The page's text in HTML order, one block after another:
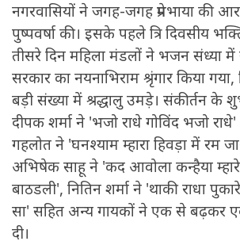
नगरवासियों ने जगह-जगह प्रेमभाया की
पुष्पवर्षा की। इसके पहले त्रि दिवसीय
तीसरे दिन महिला मंडलों ने भजन संध्या में
सरकार का नयनाभिराम श्रृंगार किया
बड़ी संख्या में श्रद्धालु उमड़े। संकीर्तन के
दीपक शर्मा ने 'भजो राधे गोविंद भजो
गहलोत ने 'घनश्याम म्हारा हिवड़ा में रम
अभिषेक साहू ने 'कद आवोला कन्हैया म्हारे
बाठडली', नितिन शर्मा ने 'थाकी राधा
सा' सहित अन्य गायकों ने एक से बढ़कर एक
दी।